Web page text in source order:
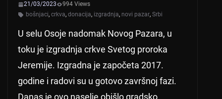
21/03/2023
994 Views
bošnjaci, crkva, donacija, izgradnja, novi pazar, Srbi
U selu Osoje nadomak Novog Pazara, u
toku je izgradnja crkve Svetog proroka
Jeremije. Izgradna je započeta 2017.
godine i radovi su u gotovo završnoj fazi.
Danas je ovo naselje obišlo gradsko